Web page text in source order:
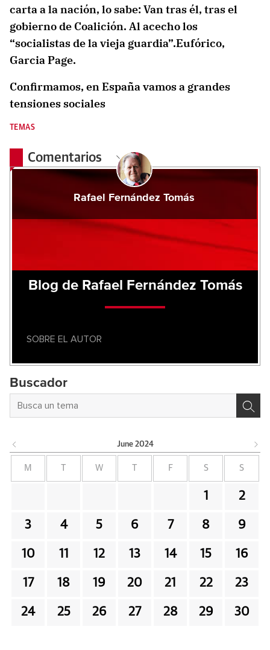
carta a la nación, lo sabe: Van tras él, tras el
gobierno de Coalición. Al acecho los
“socialistas de la vieja guardia”.Eufórico,
Garcia Page.
Confirmamos, en España vamos a grandes
tensiones sociales
TEMAS
Comentarios
Rafael Fernández Tomás
Blog de Rafael Fernández Tomás
SOBRE EL AUTOR
Buscador
June 2024
M W F S S
1 2
3 4 5 6 7 8 9
10 11 12 13 14 15 16
17 18 19 20 21 22 23
24 25 26 27 28 29 30